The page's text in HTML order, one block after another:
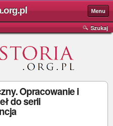
Menu
Szukaj
Opracowanie i
do serii